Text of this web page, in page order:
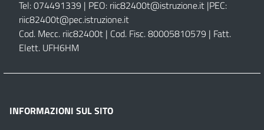
Tel: 074491339 | PEO: riic82400t@istruzione.it |PEC:
riic82400t@pec.istruzione.it
Cod. Mecc. riic82400t | Cod. Fisc. 80005810579 | Fatt.
Elett. UFH6HM
INFORMAZIONI SUL SITO